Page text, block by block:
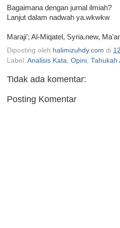
Bagaimana dengan jurnal ilmiah?
Lanjut dalam nadwah ya.wkwkw
Maraji'; Al-Miqatel, Syria.new,
Diposting oleh halimizuhdy.com di
Label: Analisis Kata, Opini, Tahukah
Tidak ada komentar:
Posting Komentar